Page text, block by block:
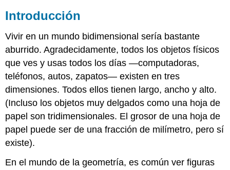
Introducción
Vivir en un mundo bidimensional sería bastante
aburrido. Agradecidamente, todos los objetos físicos
que ves y usas todos los días —computadoras,
teléfonos, autos, zapatos— existen en tres
dimensiones. Todos ellos tienen largo, ancho y alto.
(Incluso los objetos muy delgados como una hoja de
papel son tridimensionales. El grosor de una hoja de
papel puede ser de una fracción de milímetro, pero sí
existe).
En el mundo de la geometría, es común ver figuras